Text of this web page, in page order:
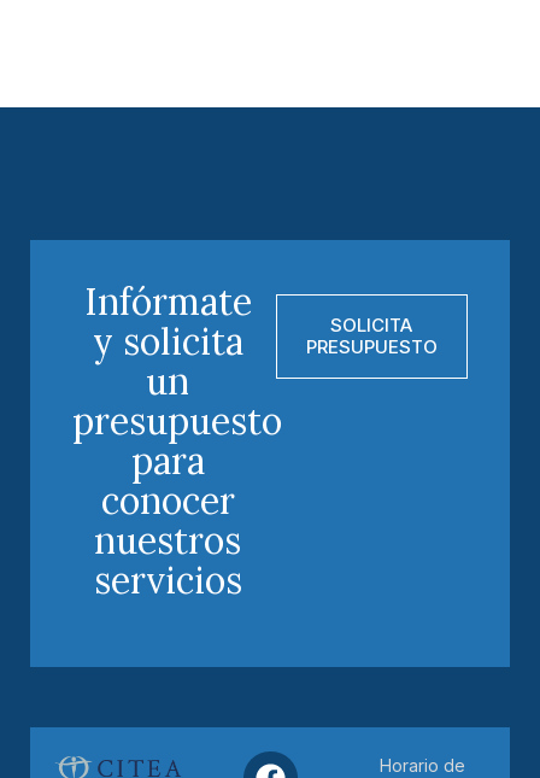
Infórmate
y solicita
un
presupuesto
para
conocer
nuestros
servicios
SOLICITA
PRESUPUESTO
Horario de